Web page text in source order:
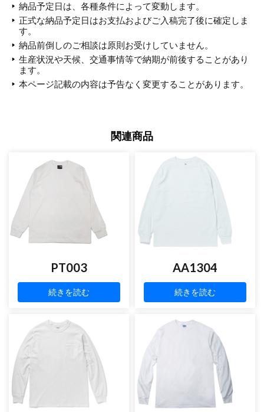
納品予定日は、各種条件によって変動します。
正式な納品予定日はお支払およびご入稿完了後に確定しま
す。
納品前倒しのご相談は原則お受けしていません。
生産状況や天候、交通事情等で納期が前後することがあり
ます。
本ページ記載の内容は予告なく変更することがあります。
関連商品
PT003
続きを読む
AA1304
続きを読む